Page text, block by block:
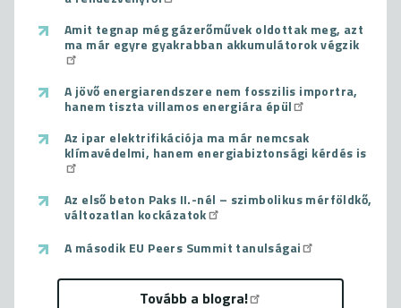
Amit tegnap még gázerőművek oldottak meg, azt
ma már egyre gyakrabban akkumulátorok végzik
A jövő energiarendszere nem fosszilis importra,
hanem tiszta villamos energiára épül
Az ipar elektrifikációja ma már nemcsak
klímavédelmi, hanem energiabiztonsági kérdés is
Az első beton Paks II.-nél – szimbolikus mérföldkő,
változatlan kockázatok
A második EU Peers Summit tanulságai
Tovább a blogra!